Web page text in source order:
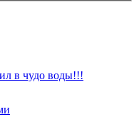
в чудо воды!!!